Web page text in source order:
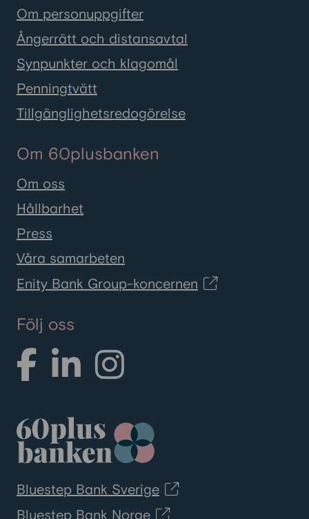
Om personuppgifter
Ångerrätt och distansavtal
Synpunkter och klagomål
Penningtvätt
Tillgänglighetsredogörelse
Om 60plusbanken
Om oss
Hållbarhet
Press
Våra samarbeten
Enity Bank Group-koncernen
Följ oss
Bluestep Bank Sverige